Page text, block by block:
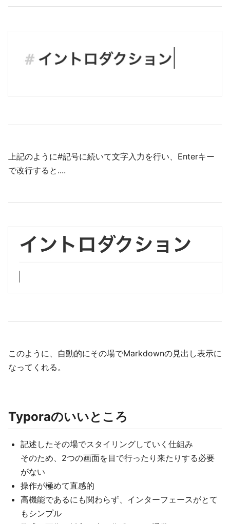
上記のように#記号に続いて文字入力を行い、Enterキー
で改行すると....
このように、自動的にその場でMarkdownの見出し表示に
なってくれる。
Typoraのいいところ
記述したその場でスタイリングしていく仕組み
そのため、2つの画面を目で行ったり来たりする必要
がない
操作が極めて直感的
高機能であるにも関わらず、インターフェースがとて
もシンプル